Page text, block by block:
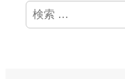
検
索